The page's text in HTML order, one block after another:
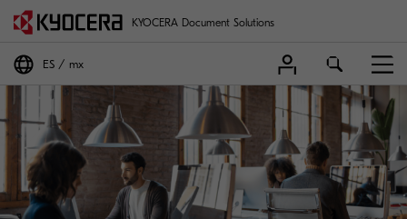
KYOCERA Document Solutions
ES mx